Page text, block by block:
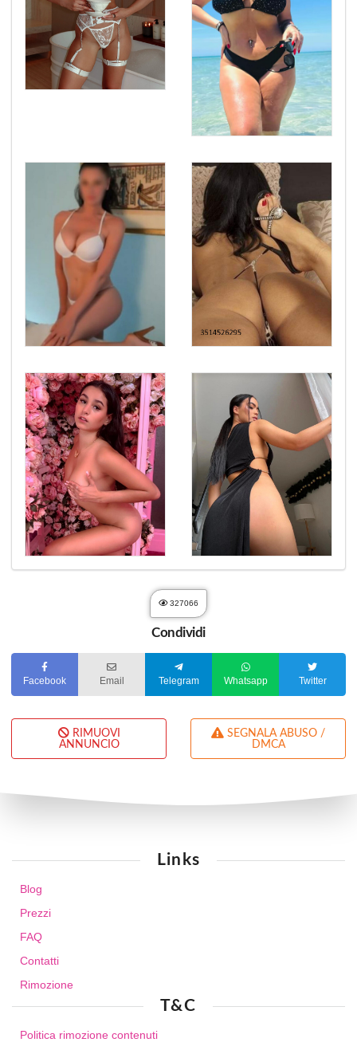
327066
Condividi
Facebook Email Telegram Whatsapp Twitter
RIMUOVI
ANNUNCIO
DMCA
Links
Blog
Prezzi
FAQ
Contatti
Rimozione
T&C
Politica rimozione contenuti